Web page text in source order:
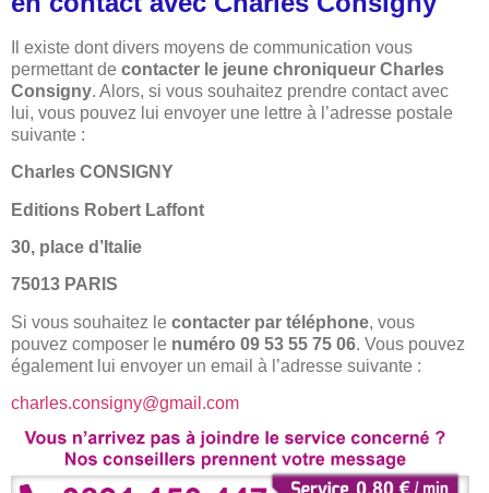
Il existe dont divers moyens de communication vous
permettant de contacter le jeune chroniqueur Charles
Consigny. Alors, si vous souhaitez prendre contact avec
lui, vous pouvez lui envoyer une lettre à l’adresse postale
suivante :
Charles CONSIGNY
Editions Robert Laffont
30, place d’Italie
75013 PARIS
Si vous souhaitez le contacter par téléphone, vous
pouvez composer le numéro 09 53 55 75 06. Vous pouvez
également lui envoyer un email à l’adresse suivante :
charles.consigny@gmail.com